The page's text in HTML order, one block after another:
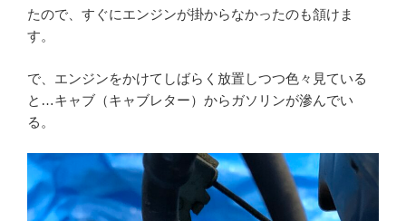
たので、すぐにエンジンが掛からなかったのも頷けま
す。
で、エンジンをかけてしばらく放置しつつ色々見ている
と…キャブ（キャブレター）からガソリンが滲んでい
る。